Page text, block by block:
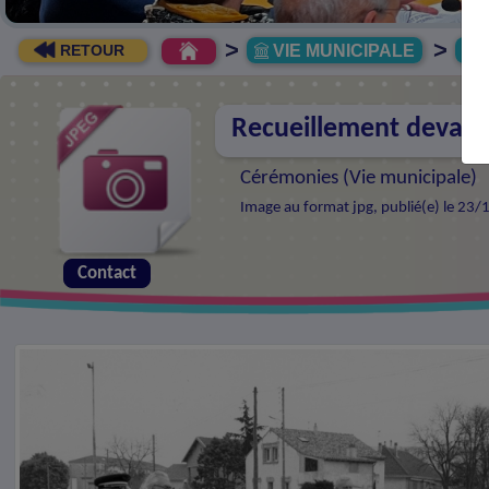
RETOUR > VIE MUNICIPALE >
Recueillement
Cérémonies (Vie municipale)
Image au format jpg, publié(e) le
Contact